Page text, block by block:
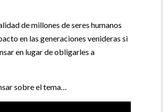
de millones de seres humanos
en las generaciones venideras si
en lugar de obligarles a
sobre el tema…